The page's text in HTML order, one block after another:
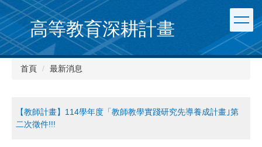
跳
到
主
要
內
高等教育深耕計畫
首頁 最新消息
【教師計畫】114學年度「教師教學實踐研究先導養成計畫｣第
二次徵件!!!